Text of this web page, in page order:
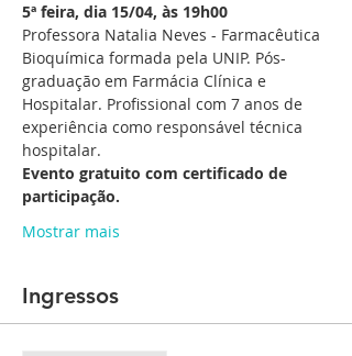
5ª feira, dia 15/04, às 19h00
Professora Natalia Neves - Farmacêutica
Bioquímica formada pela UNIP. Pós-
graduação em Farmácia Clínica e
Hospitalar. Profissional com 7 anos de
experiência como responsável técnica
hospitalar.
Evento gratuito com certificado de
participação.
Mostrar mais
Ingressos